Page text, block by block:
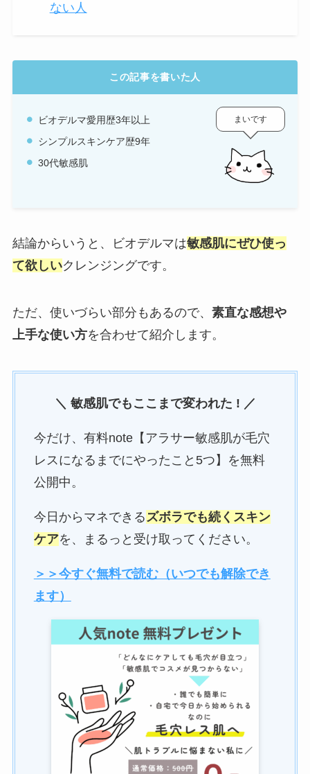
ない人
この記事を書いた人
ビオデルマ愛用歴3年以上
シンプルスキンケア歴9年
30代敏感肌
まいです
結論からいうと、ビオデルマは敏感肌にぜひ使っ
て欲しいクレンジングです。
ただ、使いづらい部分もあるので、 素直な感想や
上手な使い方を合わせて紹介します。
＼ 敏感肌でもここまで変われた ! ／
今だけ、有料note【アラサー敏感肌が毛穴
レスになるまでにやったこと5つ】を無料
公開中。
今日からマネできる ズボラでも続くスキン
ケアを、まるっと受け取ってください。
＞＞今すぐ無料で読む（いつでも解除でき
ます）